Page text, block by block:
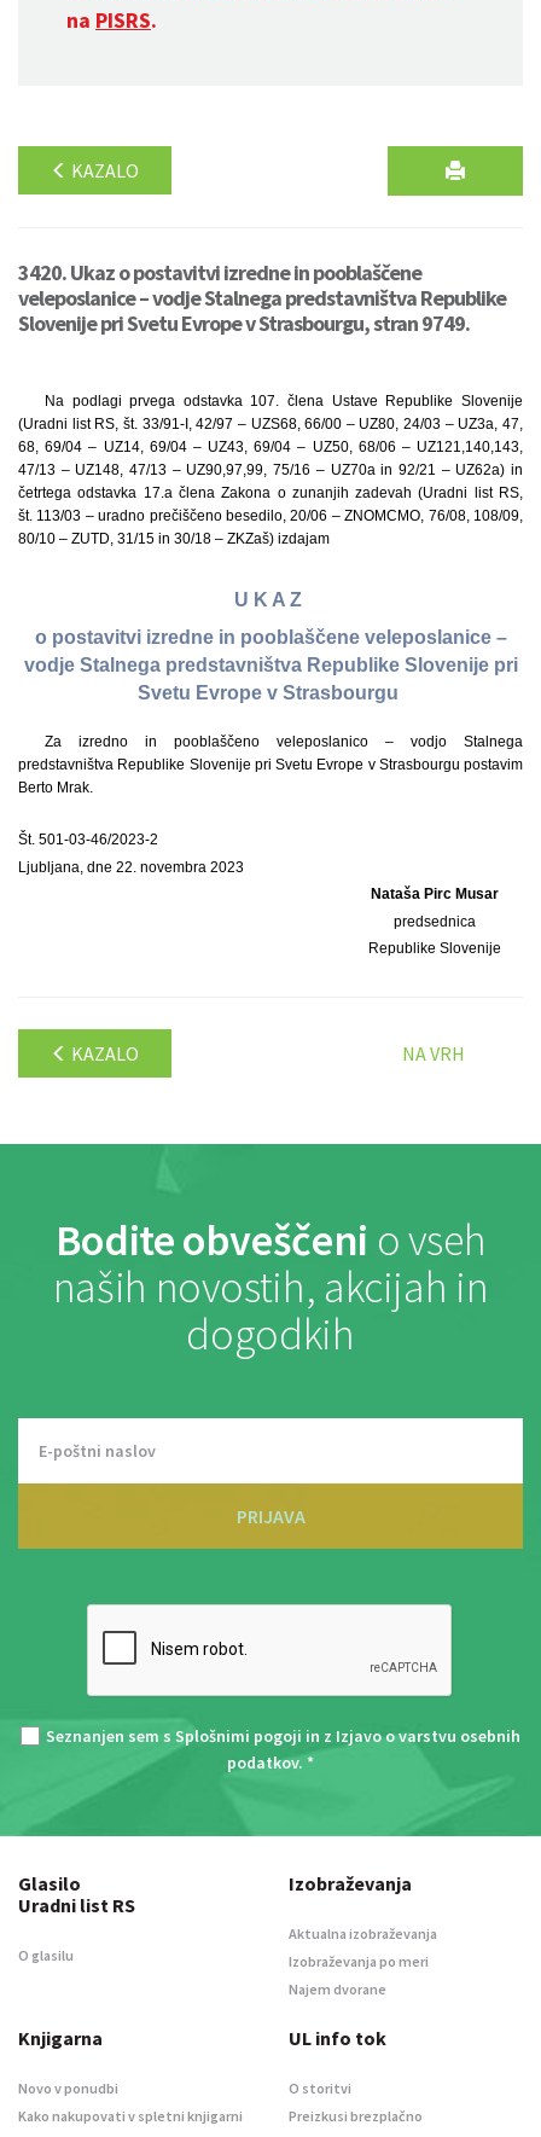
na PISRS.
KAZALO
3420. Ukaz o postavitvi izredne in pooblaščene
veleposlanice – vodje Stalnega predstavništva Republike
Slovenije pri Svetu Evrope v Strasbourgu, stran 9749.
Na podlagi prvega odstavka 107. člena Ustave Republike Slovenije
(Uradni list RS, št. 33/91-I, 42/97 – UZS68, 66/00 – UZ80, 24/03 – UZ3a, 47,
68, 69/04 – UZ14, 69/04 – UZ43, 69/04 – UZ50, 68/06 – UZ121,140,143,
47/13 – UZ148, 47/13 – UZ90,97,99, 75/16 – UZ70a in 92/21 – UZ62a) in
četrtega odstavka 17.a člena Zakona o zunanjih zadevah (Uradni list RS,
št. 113/03 – uradno prečiščeno besedilo, 20/06 – ZNOMCMO, 76/08, 108/09,
80/10 – ZUTD, 31/15 in 30/18 – ZKZaš) izdajam
U K A Z
o postavitvi izredne in pooblaščene veleposlanice –
vodje Stalnega predstavništva Republike Slovenije pri
Svetu Evrope v Strasbourgu
Za izredno in pooblaščeno veleposlanico – vodjo Stalnega
predstavništva Republike Slovenije pri Svetu Evrope v Strasbourgu postavim
Berto Mrak.
Št. 501-03-46/2023-2
Ljubljana, dne 22. novembra 2023
Nataša Pirc Musar
predsednica
Republike Slovenije
KAZALO NA VRH
Bodite obveščeni o vseh
naših novostih, akcijah in
dogodkih
PRIJAVA
Seznanjen sem s Splošnimi pogoji in z Izjavo o varstvu osebnih
podatkov. *
Glasilo
Uradni list RS
O glasilu
Izobraževanja
Aktualna izobraževanja
Izobraževanja po meri
Najem dvorane
Knjigarna
Novo v ponudbi
Kako nakupovati v spletni knjigarni
UL info tok
O storitvi
Preizkusi brezplačno